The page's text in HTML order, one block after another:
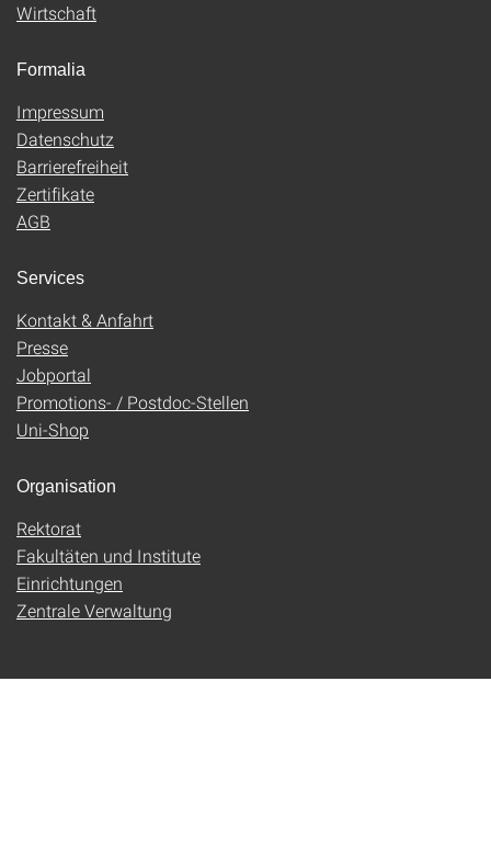
Wirtschaft
Formalia
Impressum
Datenschutz
Barrierefreiheit
Zertifikate
AGB
Services
Kontakt & Anfahrt
Presse
Jobportal
Promotions- / Postdoc-Stellen
Uni-Shop
Organisation
Rektorat
Fakultäten und Institute
Einrichtungen
Zentrale Verwaltung